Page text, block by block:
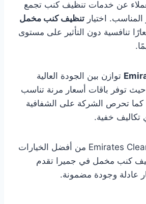
عن خدمات تنظيف كنب تجمع
اختيار تنظيف كنب مخمل
تنافسية دون التأثير على مستوى
توازن بين الجودة العالية
حيث توفر باقات أسعار مرنة تناسب
كما تحرص الشركة على الشفافية
تكاليف خفية.
لهذا السبب تُعتبر Emirates Clean من أفضل الخيارات
كنب مخمل في جميرا تقدم
عادلة وجودة مضمونة.